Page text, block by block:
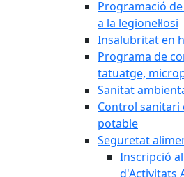
Programació
a la legionel·losi
Insalubritat en
Programa de
tatuatge,
Sanitat
Control sanitari
potable
Seguretat
Inscripció
d'Activitats